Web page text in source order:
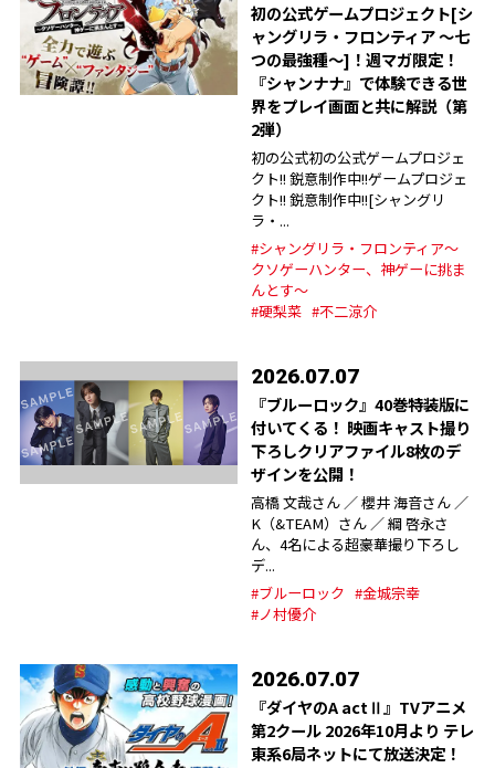
初の公式ゲームプロジェクト[シ
ャングリラ・フロンティア ～七
つの最強種～]！週マガ限定！
『シャンナナ』で体験できる世
界をプレイ画面と共に解説（第
2弾）
初の公式初の公式ゲームプロジェ
クト!! 鋭意制作中!!ゲームプロジェ
クト!! 鋭意制作中!![シャングリ
ラ・...
#シャングリラ・フロンティア～
クソゲーハンター、神ゲーに挑ま
んとす～
#硬梨菜 #不二涼介
2026.07.07
『ブルーロック』40巻特装版に
付いてくる！ 映画キャスト撮り
下ろしクリアファイル8枚のデ
ザインを公開！
⾼橋 ⽂哉さん ／ 櫻井 海⾳さん ／
K（&TEAM）さん ／ 綱 啓永さ
ん、4名による超豪華撮り下ろし
デ...
#ブルーロック #金城宗幸
#ノ村優介
2026.07.07
『ダイヤのA actⅡ』TVアニメ
第2クール 2026年10月より テレ
東系6局ネットにて放送決定！